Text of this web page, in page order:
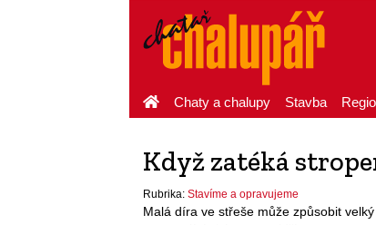
Chaty a chalupy Stavba
Když zatéká
Rubrika: Stavíme a opravujeme
Malá díra ve střeše může způsobit